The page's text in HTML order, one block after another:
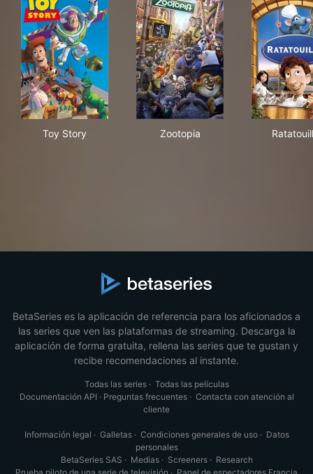
Toy Story Zootopia
BetaSeries es la aplicación de referencia para los aficionados a
las series que ven las plataformas de streaming. Descarga la
aplicación de forma gratuita, rellena las series que te gustan y
recibe recomendaciones al instante.
Todas las series· Todas las películas
Documentación API · Preguntas frecuentes· Contacta con atención al
cliente
Información legal · Galletas· Condiciones generales de uso· Datos
personales
BetaSeries SAS · Medias· Screeners· Research